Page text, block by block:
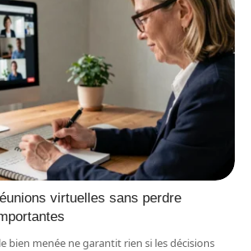
virtuelles sans perdre
bien menée ne garantit rien si les décisions